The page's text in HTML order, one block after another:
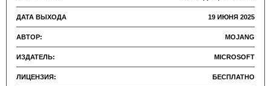
ДАТА ВЫХОДА 19 ИЮНЯ 2025
АВТОР: MOJANG
ИЗДАТЕЛЬ: MICROSOFT
ЛИЦЕНЗИЯ: БЕСПЛАТНО